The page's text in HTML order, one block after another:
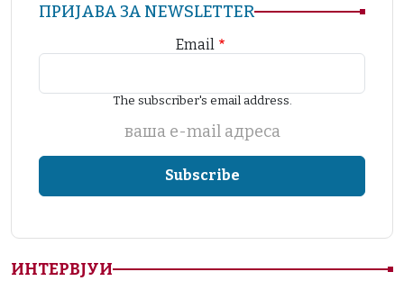
ПРИЈАВА ЗА NEWSLETTER
Email
The subscriber's email address.
ваша е-mail адреса
ИНТЕРВЈУИ